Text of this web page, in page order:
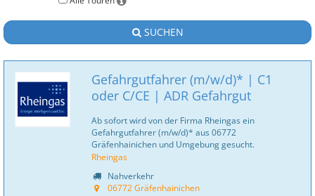
SUCHEN
Gefahrgutfahrer (m/w/d)* | C1
oder C/CE | ADR Gefahrgut
Ab sofort wird von der Firma Rheingas ein
Gefahrgutfahrer (m/w/d)* aus 06772
Gräfenhainichen und Umgebung gesucht.
Rheingas
Nahverkehr
06772 Gräfenhainichen